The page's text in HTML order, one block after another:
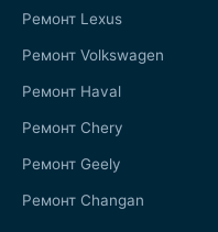
Ремонт Lexus
Ремонт Volkswagen
Ремонт Haval
Ремонт Chery
Ремонт Geely
Ремонт Changan